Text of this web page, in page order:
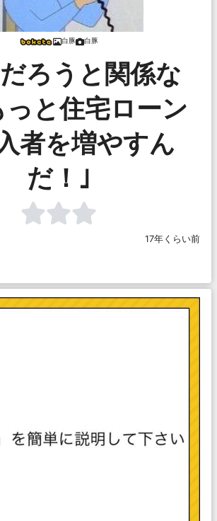
白豚 白豚
ろうと関係な
っと住宅ローン
者を増やすん
だ！｣
17年くらい前